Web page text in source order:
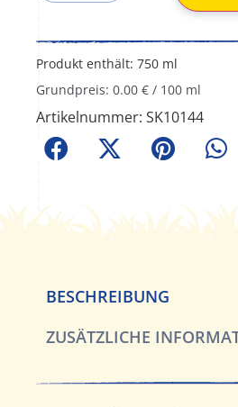
Produkt enthält: 750 ml
Grundpreis: 0.00 € / 100 ml
Artikelnummer: SK10144
BESCHREIBUNG
ZUSÄTZLICHE